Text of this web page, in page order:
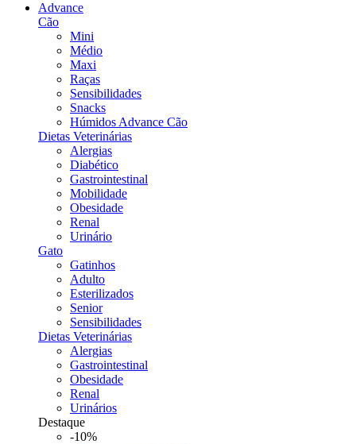
Advance
Cão
Mini
Médio
Maxi
Raças
Sensibilidades
Snacks
Húmidos Advance Cão
Dietas Veterinárias
Alergias
Diabético
Gastrointestinal
Mobilidade
Obesidade
Renal
Urinário
Gato
Gatinhos
Adulto
Esterilizados
Senior
Sensibilidades
Dietas Veterinárias
Alergias
Gastrointestinal
Obesidade
Renal
Urinários
Destaque
-10%